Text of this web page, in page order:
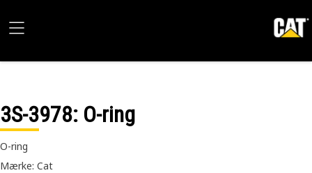
3S-3978: O-ring
O-ring
Mærke: Cat